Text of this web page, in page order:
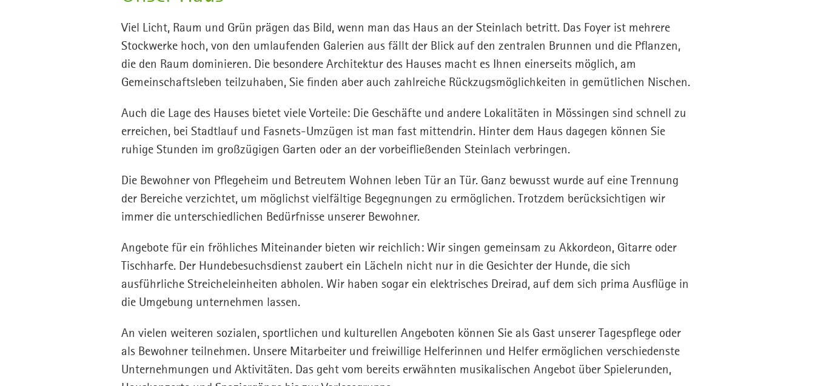
Viel Licht, Raum und Grün prägen das Bild, wenn man das Haus an der Steinlach betritt. Das Foyer ist mehrere
Stockwerke hoch, von den umlaufenden Galerien aus fällt der Blick auf den zentralen Brunnen und die Pflanzen,
die den Raum dominieren. Die besondere Architektur des Hauses macht es Ihnen einerseits möglich, am
Gemeinschaftsleben teilzuhaben, Sie finden aber auch zahlreiche Rückzugsmöglichkeiten in gemütlichen Nischen.
Auch die Lage des Hauses bietet viele Vorteile: Die Geschäfte und andere Lokalitäten in Mössingen sind schnell zu
erreichen, bei Stadtlauf und Fasnets-Umzügen ist man fast mittendrin. Hinter dem Haus dagegen können Sie
ruhige Stunden im großzügigen Garten oder an der vorbeifließenden Steinlach verbringen.
Die Bewohner von Pflegeheim und Betreutem Wohnen leben Tür an Tür. Ganz bewusst wurde auf eine Trennung
der Bereiche verzichtet, um möglichst vielfältige Begegnungen zu ermöglichen. Trotzdem berücksichtigen wir
immer die unterschiedlichen Bedürfnisse unserer Bewohner.
Angebote für ein fröhliches Miteinander bieten wir reichlich: Wir singen gemeinsam zu Akkordeon, Gitarre oder
Tischharfe. Der Hundebesuchsdienst zaubert ein Lächeln nicht nur in die Gesichter der Hunde, die sich
ausführliche Streicheleinheiten abholen. Wir haben sogar ein elektrisches Dreirad, auf dem sich prima Ausflüge in
die Umgebung unternehmen lassen.
An vielen weiteren sozialen, sportlichen und kulturellen Angeboten können Sie als Gast unserer Tagespflege oder
als Bewohner teilnehmen. Unsere Mitarbeiter und freiwillige Helferinnen und Helfer ermöglichen verschiedenste
Unternehmungen und Aktivitäten. Das geht vom bereits erwähnten musikalischen Angebot über Spielerunden,